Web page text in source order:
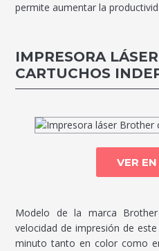
permite aumentar la
IMPRESORA
CARTUCHOS
VER
Modelo de la marca
velocidad de impresión de
minuto tanto en color como